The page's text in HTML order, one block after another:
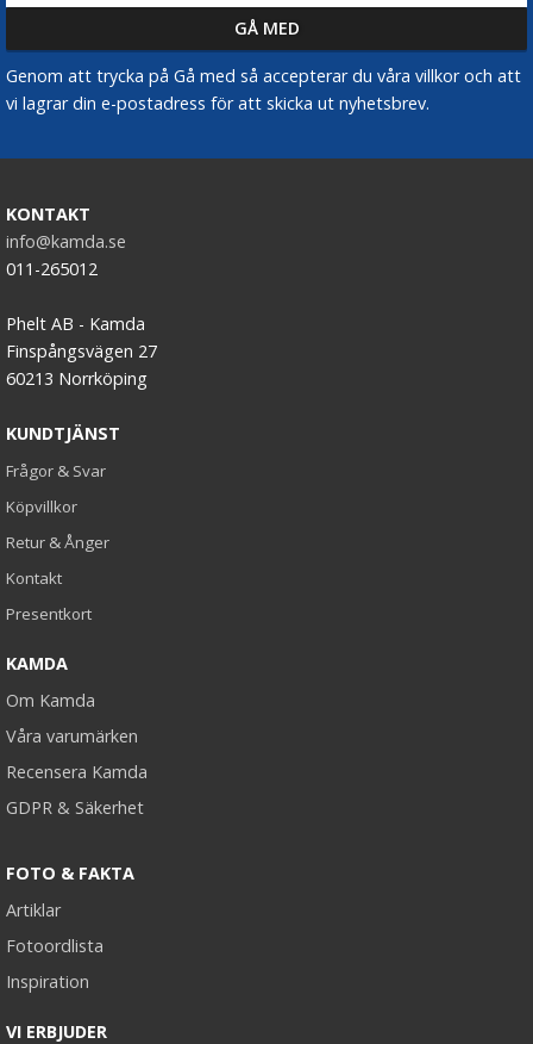
Genom att trycka på Gå med så accepterar du våra villkor och att
vi lagrar din e-postadress för att skicka ut nyhetsbrev.
KONTAKT
info@kamda.se
011-265012
Phelt AB - Kamda
Finspångsvägen 27
60213 Norrköping
KUNDTJÄNST
Frågor & Svar
Köpvillkor
Retur & Ånger
Kontakt
Presentkort
KAMDA
Om Kamda
Våra varumärken
Recensera Kamda
GDPR & Säkerhet
FOTO & FAKTA
Artiklar
Fotoordlista
Inspiration
VI ERBJUDER